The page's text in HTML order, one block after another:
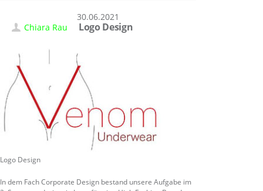
30.06.2021
Chiara Rau
Logo Design
Logo Design
In dem Fach Corporate Design bestand unsere Aufgabe im